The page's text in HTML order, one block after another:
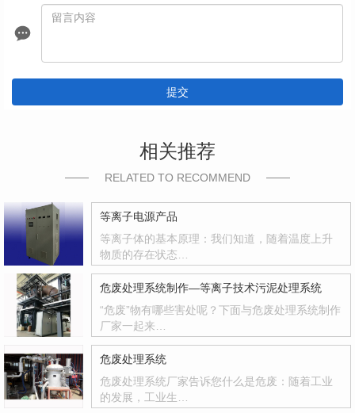
提交
相关推荐
RELATED TO RECOMMEND
等离子电源产品
等离子体的基本原理：我们知道，随着温度上升
物质的存在状态…
危废处理系统制作—等离子技术污泥处理系统
“危废”物有哪些害处呢？下面与危废处理系统制作
厂家一起来…
危废处理系统
危废处理系统厂家告诉您什么是危废：随着工业
的发展，工业生…